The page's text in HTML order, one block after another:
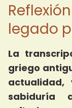
legado
La
griego
sabiduría